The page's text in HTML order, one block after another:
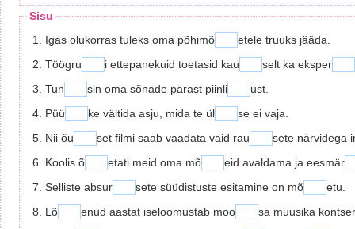
Sisu
1. Igas olukorras tuleks oma põhimõ
etele truuks jääda.
2. Töögru
i ettepanekuid toetasid kau
selt ka eksper
3. Tun
sin oma sõnade pärast piinli
ust.
4. Püü
ke vältida asju, mida te ül
se ei vaja.
5. Nii õu
set filmi saab vaadata vaid rau
sete närvidega
6. Koolis õ
etati meid oma mõ
eid avaldama ja eesmär
7. Selliste absur
sete süüdistuste esitamine on mõ
etu.
8. Lõ
enud aastat iseloomustab moo
sa muusika kontser